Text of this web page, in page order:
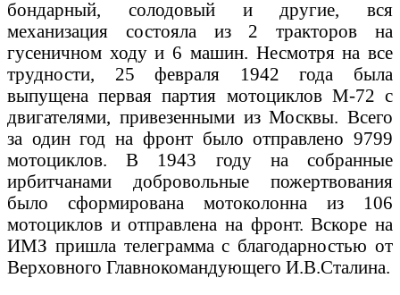
бондарный, солодовый и другие, вся
механизация состояла из 2 тракторов на
гусеничном ходу и 6 машин. Несмотря на все
трудности, 25 февраля 1942 года была
выпущена первая партия мотоциклов М-72 с
двигателями, привезенными из Москвы. Всего
за один год на фронт было отправлено 9799
мотоциклов. В 1943 году на собранные
ирбитчанами добровольные пожертвования
было сформирована мотоколонна из 106
мотоциклов и отправлена на фронт. Вскоре на
ИМЗ пришла телеграмма с благодарностью от
Верховного Главнокомандующего И.В.Сталина.